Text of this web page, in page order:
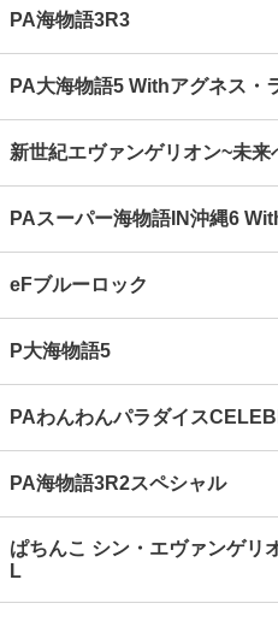
PA海物語3R3
PA大海物語5 Withアグネス・
新世紀エヴァンゲリオン~未来
PAスーパー海物語IN沖縄6
eFブルーロック
P大海物語5
PAわんわんパラダイス
PA海物語3R2スペシャル
ぱちんこ シン・エヴァンゲリ
L